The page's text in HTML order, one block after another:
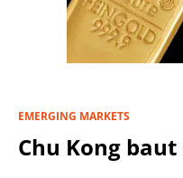
EMERGING MARKETS
Chu Kong